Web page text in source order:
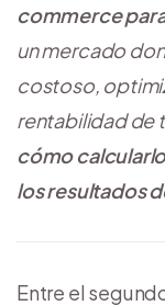
commerce
un mercado
costoso,
rentabilidad de
cómo
los resultados
Entre el